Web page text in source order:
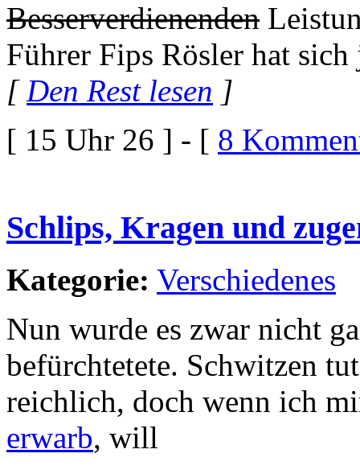
Besserverdienenden
Führer Fips Rösler hat
[Den Rest lesen ]
[ 15 Uhr 26 ] - [ 8
Schlips, Kragen und
Kategorie: Verschiedenes
Nun wurde es zwar nicht
befürchtetete. Schwitzen
reichlich, doch wenn ich
erwarb, will